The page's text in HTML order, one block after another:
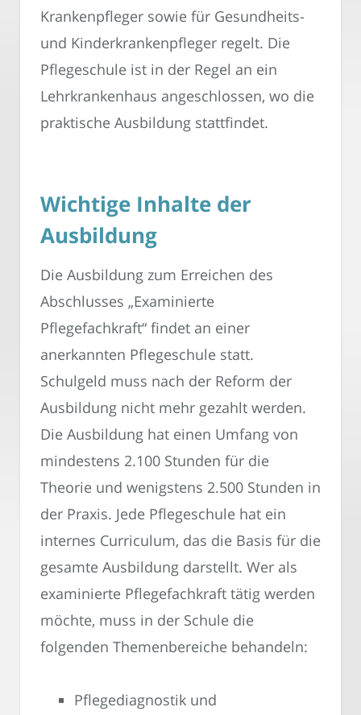
Krankenpfleger sowie für Gesundheits-
und Kinderkrankenpfleger regelt. Die
Pflegeschule ist in der Regel an ein
Lehrkrankenhaus angeschlossen, wo die
praktische Ausbildung stattfindet.
Wichtige Inhalte der
Ausbildung
Die Ausbildung zum Erreichen des
Abschlusses „Examinierte
Pflegefachkraft“ findet an einer
anerkannten Pflegeschule statt.
Schulgeld muss nach der Reform der
Ausbildung nicht mehr gezahlt werden.
Die Ausbildung hat einen Umfang von
mindestens 2.100 Stunden für die
Theorie und wenigstens 2.500 Stunden in
der Praxis. Jede Pflegeschule hat ein
internes Curriculum, das die Basis für die
gesamte Ausbildung darstellt. Wer als
examinierte Pflegefachkraft tätig werden
möchte, muss in der Schule die
folgenden Themenbereiche behandeln:
Pflegediagnostik und